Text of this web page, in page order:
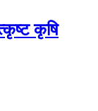
कृषि